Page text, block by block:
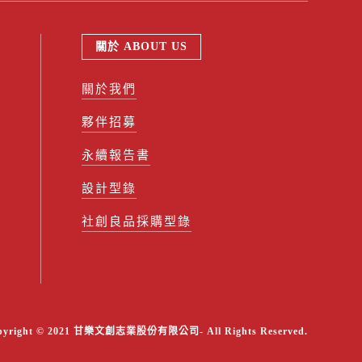
關於 ABOUT US
關於我們
夥伴招募
永續報告書
設計型錄
社創良品採購型錄
© 2021 甘樂文創志業股份有限公司- All Rights Reserved.